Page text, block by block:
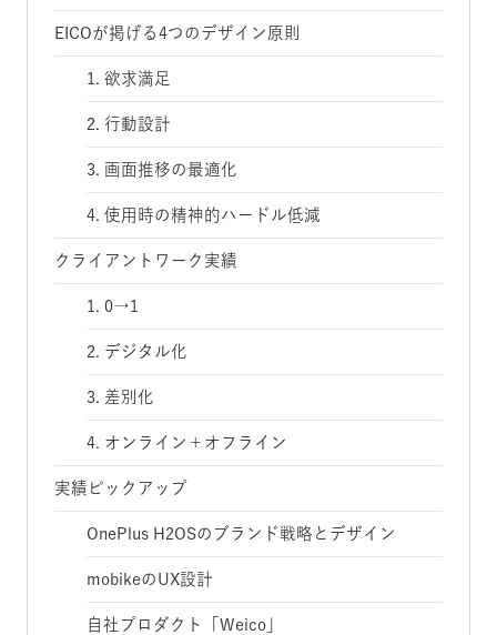
EICOが掲げる4つのデザイン原則
1. 欲求満足
2. 行動設計
3. 画面推移の最適化
4. 使用時の精神的ハードル低減
クライアントワーク実績
1. 0→1
2. デジタル化
3. 差別化
4. オンライン＋オフライン
実績ピックアップ
OnePlus H2OSのブランド戦略とデザイン
mobikeのUX設計
自社プロダクト「Weico」